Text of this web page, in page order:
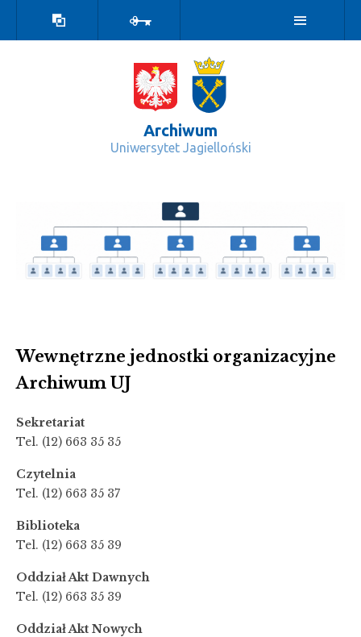
kontrastowa
Archiwum
Uniwersytet Jagielloński
Wewnętrzne jednostki organizacyjne
Archiwum UJ
Sekretariat
Tel. (12) 663 35 35
Czytelnia
Tel. (12) 663 35 37
Biblioteka
Tel. (12) 663 35 39
Oddział Akt Dawnych
Tel. (12) 663 35 39
Oddział Akt Nowych